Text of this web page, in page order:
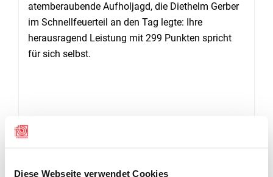
Diese Webseite verwendet Cookies
atemberaubende Aufholjagd, die Diethelm Gerber
im Schnellfeuerteil an den Tag legte: Ihre
herausragend Leistung mit 299 Punkten spricht
für sich selbst.